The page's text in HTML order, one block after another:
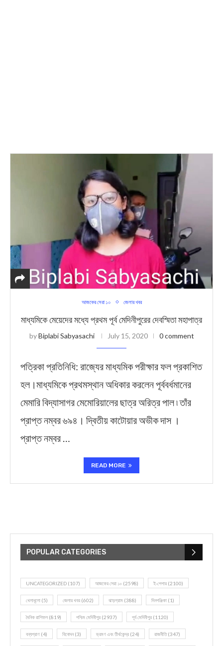
আজকের সেরা ১০ জেলার খবর
মাধ্যমিকে মেয়েদের মধ্যে প্রথম পূর্ব মেদিনীপুরের দেবস্মিতা মহাপাত্র
byBiplabi Sabyasachi July 15, 2020 0 comment
পত্রিকা প্রতিনিধি: রাজ্যের মাধ্যমিক পরীক্ষার ফল প্রকাশিত
হল।মাধ্যমিকে প্রথমস্থান অধিকার করলেন পূর্ববর্ধমানের
মেমারি বিদ্যাসাগর মেমোরিয়ালের ছাত্র অরিত্র পাল ৷ তাঁর
প্রাপ্ত নম্বর ৬৯৪। দ্বিতীয় কাটোয়ার অভীক দাস ।
প্রাপ্ত নম্বর …
READ MORE
POPULAR CATEGORIES
UNCATEGORIZED (107) আজকের সেরা ১০ (2598) ই-পেপার (2100)
খেলাধূলো (5) জেলার খবর (602) ঝাড়গ্রাম (388) দিনপঞ্জিকা (1)
দৈনিক রাশিফল (819) পশ্চিম মেদিনীপুর (2937) পূর্ব মেদিনীপুর (1120)
বন্যপ্রাণ (4) বিনোদন(3) ভ্রমণ এবং তীর্থকেন্দ্র (24) রাজনীতি(347)